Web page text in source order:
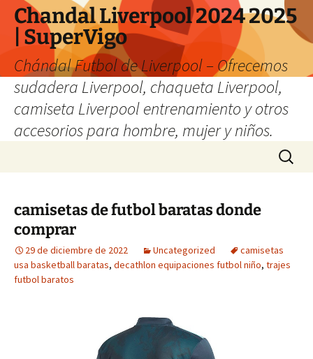
Chandal Liverpool 2024 2025
| SuperVigo
Chándal Futbol de Liverpool – Ofrecemos
sudadera Liverpool, chaqueta Liverpool,
camiseta Liverpool entrenamiento y otros
accesorios para hombre, mujer y niños.
Buscar:
camisetas de futbol baratas donde
comprar
29 de diciembre de 2022 Uncategorized
camisetas
usa basketball baratas, decathlon equipaciones futbol niño, trajes
futbol baratos